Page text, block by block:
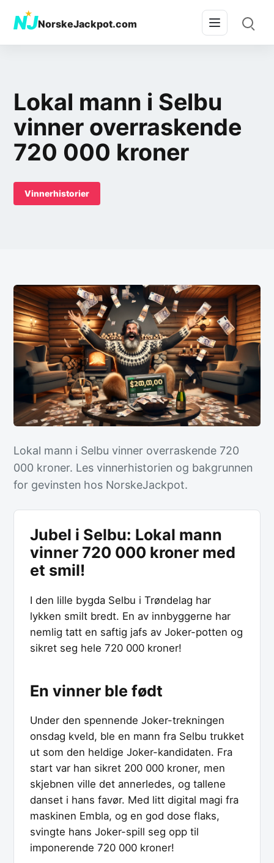
NJ
★
NorskeJackpot.com
Lokal mann i Selbu
vinner overraskende
720 000 kroner
Vinnerhistorier
Lokal mann i Selbu vinner overraskende 720
000 kroner. Les vinnerhistorien og bakgrunnen
for gevinsten hos NorskeJackpot.
Jubel i Selbu: Lokal mann
vinner 720 000 kroner med
et smil!
I den lille bygda Selbu i Trøndelag har
lykken smilt bredt. En av innbyggerne har
nemlig tatt en saftig jafs av Joker-potten og
sikret seg hele 720 000 kroner!
En vinner ble født
Under den spennende Joker-trekningen
onsdag kveld, ble en mann fra Selbu trukket
ut som den heldige Joker-kandidaten. Fra
start var han sikret 200 000 kroner, men
skjebnen ville det annerledes, og tallene
danset i hans favør. Med litt digital magi fra
maskinen Embla, og en god dose flaks,
svingte hans Joker-spill seg opp til
imponerende 720 000 kroner!